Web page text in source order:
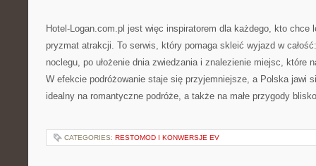
Hotel-Logan.com.pl jest więc inspiratorem dla każdego, kto chce
pryzmat atrakcji. To serwis, który pomaga skleić wyjazd w
noclegu, po ułożenie dnia zwiedzania i znalezienie miejsc, które
W efekcie podróżowanie staje się przyjemniejsze, a Polska jawi
idealny na romantyczne podróże, a także na małe przygody
CATEGORIES: RESTOMOD I KONWERSJE EV